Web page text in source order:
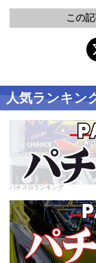
この
人気ランキン
パチスロランキング